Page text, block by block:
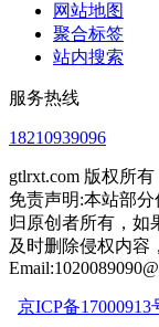
网站地图
聚合标签
站内搜索
服务热线
18210939096
gtlrxt.com 版权所有
免责声明:本站部
归原创者所有，如
及时删除侵权内容
京ICP备17000913